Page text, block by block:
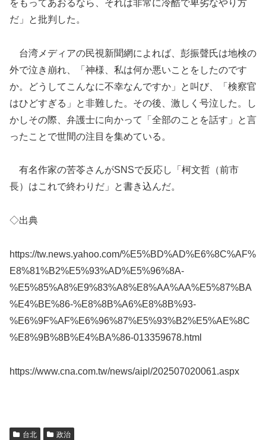
をもってあおるなら、それは非常に冷酷で卑劣なやり方
だ」と批判した。
台湾メディアの民視新聞網によれば、彭振聲氏は地検の
外で泣き崩れ、「神様、私は何か悪いことをしたのです
か。どうしてこんなに不幸なんですか」と叫び、「検察官
はひどすぎる」と非難した。その後、激しく号泣した。し
かしその際、弁護士に向かって「全部のことを話す」と言
ったことで世間の注目を集めている。
有名作家の苦苓さんがSNSで反応し「柯文哲（前市
長）はこれで終わりだ」と書き込んだ。
◇出典
https://tw.news.yahoo.com/%E5%BD%AD%E6%8C%AF%
E8%81%B2%E5%93%AD%E5%96%8A-
%E5%85%A8%E9%83%A8%E8%AA%AA%E5%87%BA
%E4%BE%86-%E8%8B%A6%E8%8B%93-
%E6%9F%AF%E6%96%87%E5%93%B2%E5%AE%8C
%E8%9B%8B%E4%BA%86-013359678.html
https://www.cna.com.tw/news/aipl/202507020061.aspx
台北 政治